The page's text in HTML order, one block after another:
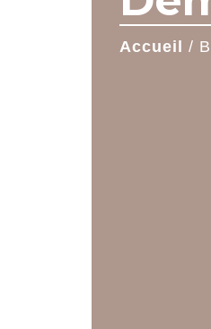
Accueil /